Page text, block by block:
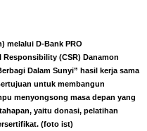
melalui D-Bank PRO
Responsibility (CSR) Danamon
Dalam Sunyi” hasil kerja sama
untuk membangun
menyongsong masa depan yang
yaitu donasi, pelatihan
(foto ist)